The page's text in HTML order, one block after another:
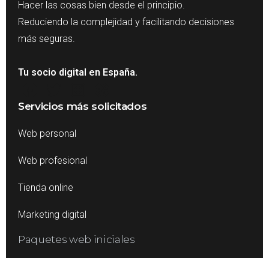
Hacer las cosas bien desde el principio.
Reduciendo la complejidad y facilitando decisiones
más seguras.
Tu socio digital en España.
Servicios más solicitados
Web personal
Web profesional
Tienda online
Marketing digital
Paquetes web iniciales